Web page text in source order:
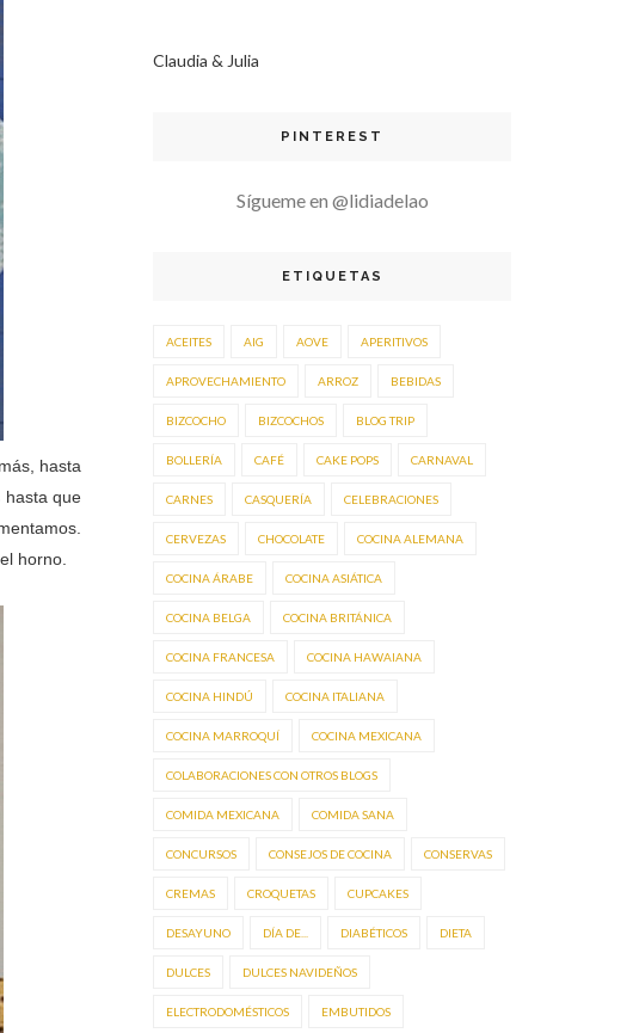
hasta
hasta que
horno.
Claudia & Julia
PINTEREST
Sígueme en @lidiadelao
ETIQUETAS
ACEITES AIG AOVE APERITIVOS
APROVECHAMIENTO ARROZ BEBIDAS
BIZCOCHO BIZCOCHOS BLOG TRIP
BOLLERÍA CAFÉ CAKE POPS CARNAVAL
CARNES CASQUERÍA CELEBRACIONES
CERVEZAS CHOCOLATE COCINA ALEMANA
COCINA ÁRABE COCINA ASIÁTICA
COCINA BELGA COCINA BRITÁNICA
COCINA FRANCESA COCINA HAWAIANA
COCINA HINDÚ COCINA ITALIANA
COCINA MARROQUÍ COCINA MEXICANA
COLABORACIONES CON OTROS BLOGS
COMIDA MEXICANA COMIDA SANA
CONCURSOS CONSEJOS DE COCINA CONSERVAS
CREMAS CROQUETAS CUPCAKES
DESAYUNO DÍA DE... DIABÉTICOS DIETA
DULCES DULCES NAVIDEÑOS
ELECTRODOMÉSTICOS EMBUTIDOS